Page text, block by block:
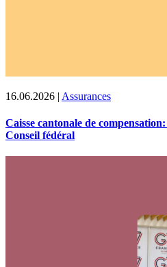
16.06.2026 | Assurances
Caisse cantonale de
Conseil fédéral